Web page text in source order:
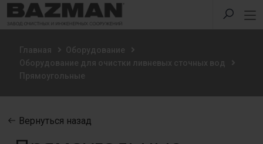
Главная
Оборудование
Оборудование для очистки ливневых сточных вод
Прямоугольные
Вернуться назад